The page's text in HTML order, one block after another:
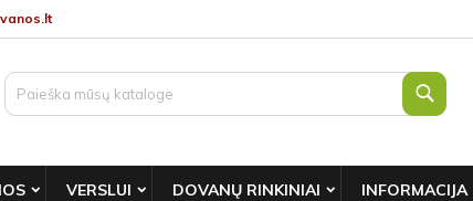
VERSLUI DOVANŲ RINKINIAI INFORMACIJA